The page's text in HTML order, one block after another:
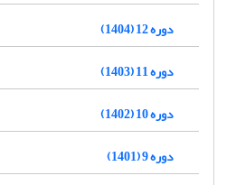
دوره 12 (1404)
دوره 11 (1403)
دوره 10 (1402)
دوره 9 (1401)